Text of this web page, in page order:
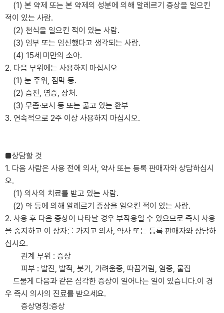
(1) 본 약제 또는 본 약제의 성분에 의해 알레르기 증상을 일으킨
적이 있는 사람.
(2) 천식을 일으킨 적이 있는 사람.
(3) 임부 또는 임신했다고 생각되는 사람.
(4) 15세 미만의 소아.
2. 다음 부위에는 사용하지 마십시오
(1) 눈 주위, 점막 등.
(2) 습진, 염증, 상처.
(3) 무좀·모시 등 또는 곪고 있는 환부
3. 연속적으로 2주 이상 사용하지 마십시오.
■상담할 것
1. 다음 사람은 사용 전에 의사, 약사 또는 등록 판매자와 상담하십시
오.
(1) 의사의 치료를 받고 있는 사람.
(2) 약 등에 의해 알레르기 증상을 일으킨 적이 있는 사람.
2. 사용 후 다음 증상이 나타날 경우 부작용일 수 있으므로 즉시 사용
을 중지하고 이 상자를 가지고 의사, 약사 또는 등록 판매자와 상담하
십시오.
관계 부위 : 증상
피부 : 발진, 발적, 붓기, 가려움증, 따끔거림, 염증, 물집
드물게 다음과 같은 심각한 증상이 일어나는 일이 있습니다.이 경
우 즉시 의사의 진료를 받으세요.
증상명칭:증상